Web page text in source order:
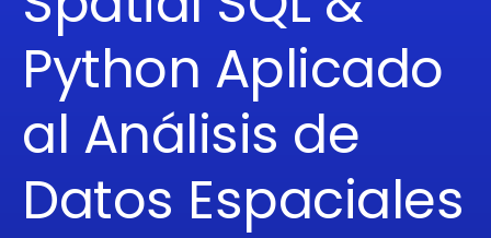
Python Aplicado
al Análisis de
Datos Espaciales